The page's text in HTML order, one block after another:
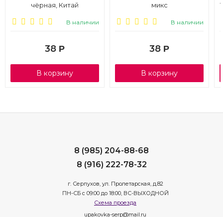
чёрная, Китай
В наличии
38 Р
В корзину
микс
В наличии
38 Р
В корзину
8 (985) 204-88-68
8 (916) 222-78-32
г. Серпухов, ул. Пролетарская, д.82
ПН-СБ с 09:00 до 18:00, ВС-ВЫХОДНОЙ
Схема проезда
upakovka-serp@mail.ru